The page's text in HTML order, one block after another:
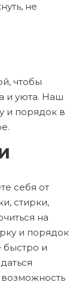
не
чтобы
и уюта. Наш
и порядок в
себя от
стирки,
на
и порядок
быстро и